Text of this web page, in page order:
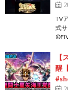
TV
式
醒